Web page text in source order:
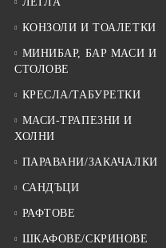
КОНЗОЛИ И ТОАЛЕТКИ
МИНИБАР, БАР МАСИ И
СТОЛОВЕ
КРЕСЛА/ТАБУРЕТКИ
МАСИ-ТРАПЕЗНИ И
ХОЛНИ
ПАРАВАНИ/ЗАКАЧАЛКИ
САНДЪЦИ
РАФТОВЕ
ШКАФОВЕ/СКРИНОВЕ